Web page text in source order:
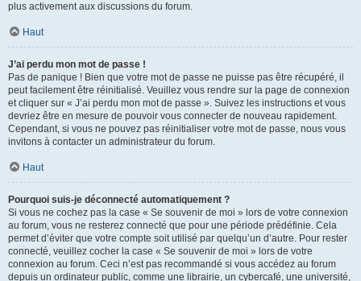
plus activement aux discussions du forum.
Haut
J’ai perdu mon mot de passe !
Pas de panique ! Bien que votre mot de passe ne puisse pas être récupéré, il
peut facilement être réinitialisé. Veuillez vous rendre sur la page de connexion
et cliquer sur « J’ai perdu mon mot de passe ». Suivez les instructions et vous
devriez être en mesure de pouvoir vous connecter de nouveau rapidement.
Cependant, si vous ne pouvez pas réinitialiser votre mot de passe, nous vous
invitons à contacter un administrateur du forum.
Haut
Pourquoi suis-je déconnecté automatiquement ?
Si vous ne cochez pas la case « Se souvenir de moi » lors de votre connexion
au forum, vous ne resterez connecté que pour une période prédéfinie. Cela
permet d’éviter que votre compte soit utilisé par quelqu’un d’autre. Pour rester
connecté, veuillez cocher la case « Se souvenir de moi » lors de votre
connexion au forum. Ceci n’est pas recommandé si vous accédez au forum
depuis un ordinateur public, comme une librairie, un cybercafé, une université,